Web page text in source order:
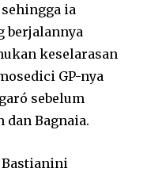
ia
berjalannya
keselarasan
GP-nya
sebelum
dan Bagnaia.